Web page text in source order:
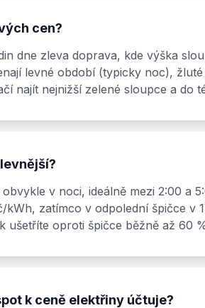
cen?
dne zleva doprava, kde výška
levné období (typicky noc),
najít nejnižší zelené sloupce a do
v noci, ideálně mezi 2:00 a
kWh, zatímco v odpolední špičce v
ušetříte oproti špičce běžně až 60
k ceně elektřiny účtuje?